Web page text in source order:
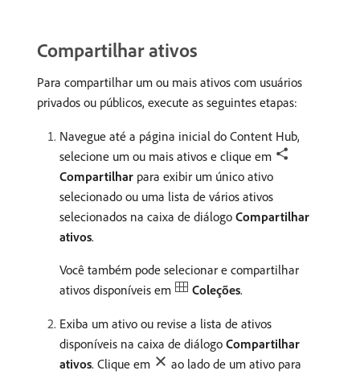
Compartilhar ativos
Para compartilhar um ou mais ativos com usuários
privados ou públicos, execute as seguintes etapas:
Navegue até a página inicial do Content Hub,
selecione um ou mais ativos e clique em
Compartilhar para exibir um único ativo
selecionado ou uma lista de vários ativos
selecionados na caixa de diálogo Compartilhar
ativos.
Você também pode selecionar e compartilhar
ativos disponíveis em
Coleções.
Exiba um ativo ou revise a lista de ativos
disponíveis na caixa de diálogo Compartilhar
ativos. Clique em
ao lado de um ativo para